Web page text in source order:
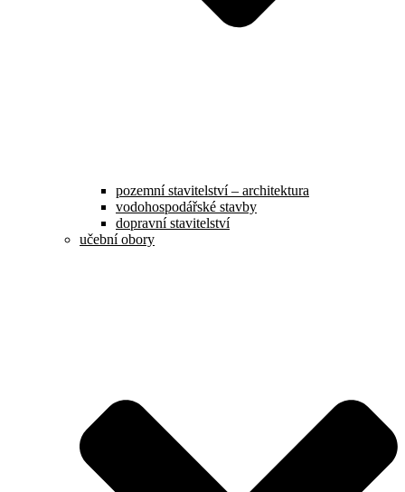
pozemní stavitelství – architektura
vodohospodářské stavby
dopravní stavitelství
učební obory